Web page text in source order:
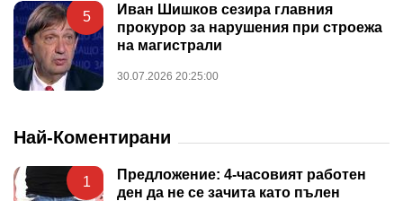
5
Иван Шишков сезира главния
прокурор за нарушения при строежа
на магистрали
30.07.2026 20:25:00
Най-Коментирани
1
Предложение: 4-часовият работен
ден да не се зачита като пълен